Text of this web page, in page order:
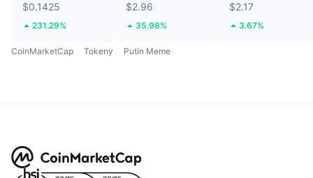
$0.1425
231.29%
$2.96
35.98%
$2.17
3.67%
CoinMarketCap Tokeny Putin Meme